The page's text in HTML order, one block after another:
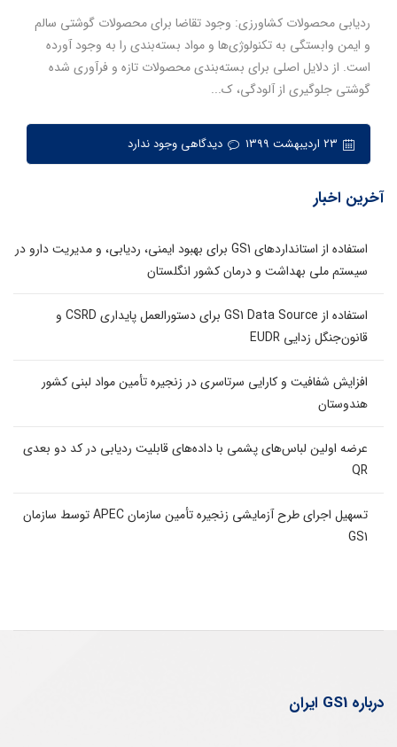
ردیابی محصولات کشاورزی: وجود تقاضا برای محصولات گوشتی سالم
و ایمن وابستگی به تکنولوژی‌ها و مواد بسته‌بندی را به وجود آورده
است. از دلایل اصلی برای بسته‌بندی محصولات تازه و فرآوری شده
گوشتی جلوگیری از آلودگی، ک...
دیدگاهی وجود ندارد
آخرین اخبار
استفاده از استانداردهای GS1 برای بهبود ایمنی، ردیابی، و مدیریت دارو در
سیستم ملی بهداشت و درمان کشور انگلستان
استفاده از GS1 Data Source برای دستورالعمل پایداری CSRD و
قانون‌جنگل زدایی EUDR
افزایش شفافیت و کارایی سرتاسری در زنجیره تأمین مواد لبنی کشور
هندوستان
عرضه اولین لباس‌های پشمی با داده‌های قابلیت ردیابی در کد دو بعدی
QR
تسهیل اجرای طرح آزمایشی زنجیره تأمین سازمان APEC توسط سازمان
GS1
درباره GS1 ایران